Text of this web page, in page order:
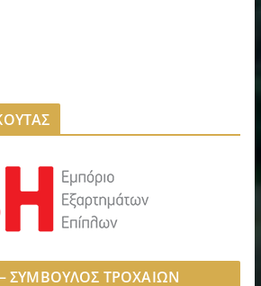
– ΣΥΜΒΟΥΛΟΣ ΤΡΟΧΑΙΩΝ